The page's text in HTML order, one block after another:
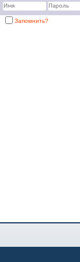
Запомнить?